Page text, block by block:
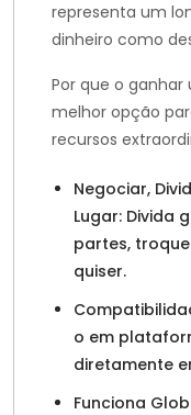
representa um
dinheiro como
Por que o
melhor opção
recursos
Negociar,
Lugar: Divida
partes,
quiser.
o em
diretamente
Funciona